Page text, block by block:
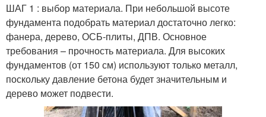
ШАГ 1 : выбор материала. При небольшой высоте
фундамента подобрать материал достаточно легко:
фанера, дерево, ОСБ-плиты, ДПВ. Основное
требования – прочность материала. Для высоких
фундаментов (от 150 см) используют только металл,
поскольку давление бетона будет значительным и
дерево может подвести.